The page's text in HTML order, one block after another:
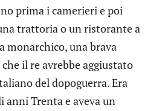
prima i camerieri e poi
trattoria o un ristorante a
monarchico, una brava
il re avrebbe aggiustato
del dopoguerra. Era
anni Trenta e aveva un